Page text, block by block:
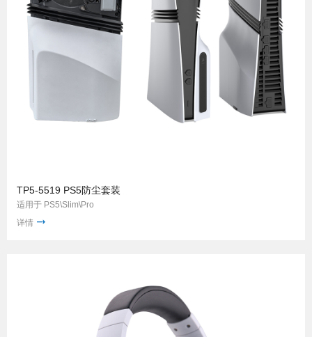
TP5-5519 PS5防尘套装
适用于 PS5\Slim\Pro
详情